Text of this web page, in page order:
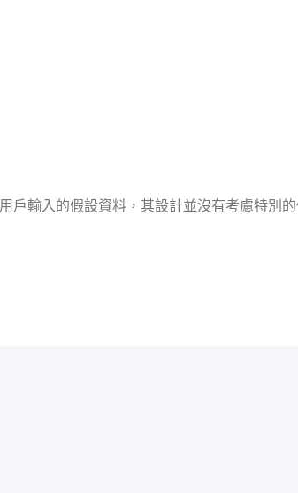
戶輸入的假設資料，其設計並沒有考慮特別